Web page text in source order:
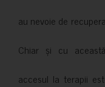
au nevoie de
Chiar și cu
accesul la terapii